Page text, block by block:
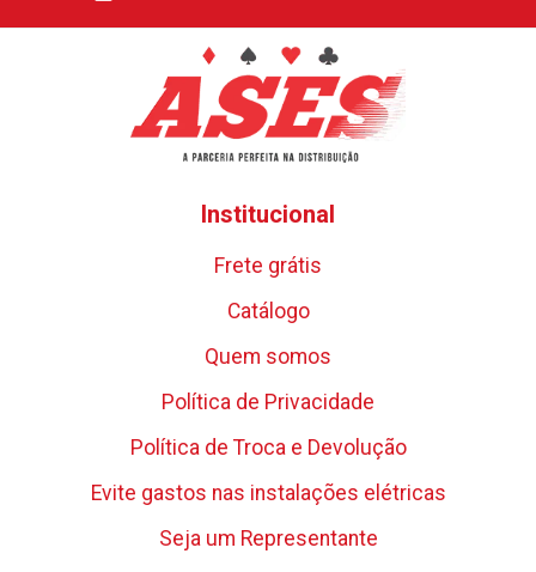
Institucional
Frete grátis
Catálogo
Quem somos
Política de Privacidade
Política de Troca e Devolução
Evite gastos nas instalações elétricas
Seja um Representante